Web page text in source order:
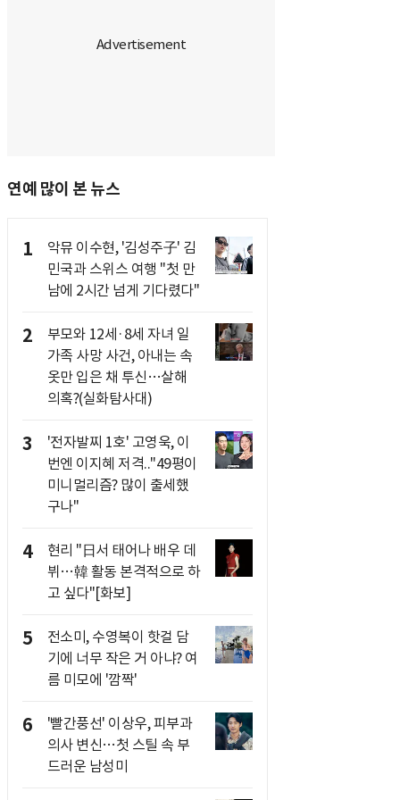
연예 많이 본 뉴스
1
악뮤 이수현, '김성주子' 김
민국과 스위스 여행 "첫 만
남에 2시간 넘게 기다렸다"
2
부모와 12세·8세 자녀 일
가족 사망 사건, 아내는 속
옷만 입은 채 투신…살해
의혹?(실화탐사대)
3
'전자발찌 1호' 고영욱, 이
번엔 이지혜 저격.."49평이
미니멀리즘? 많이 출세했
구나"
4
현리 "日서 태어나 배우 데
뷔…韓 활동 본격적으로 하
고 싶다"[화보]
5
전소미, 수영복이 핫걸 담
기에 너무 작은 거 아냐? 여
름 미모에 '깜짝'
6
'빨간풍선' 이상우, 피부과
의사 변신…첫 스틸 속 부
드러운 남성미